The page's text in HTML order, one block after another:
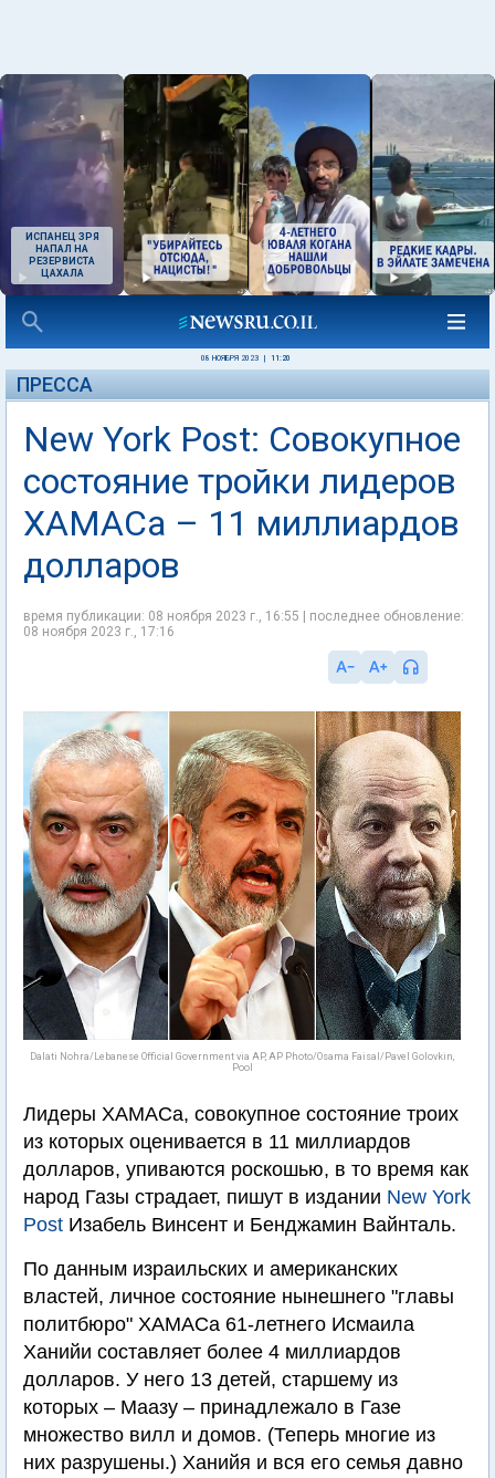
ИСПАНЕЦ ЗРЯ
НАПАЛ НА
РЕЗЕРВИСТА
ЦАХАЛА
08 НОЯБРЯ 2023 11:20
ПРЕССА
New York Post: Совокупное
состояние тройки лидеров
ХАМАСа – 11 миллиардов
долларов
время публикации: 08 ноября 2023 г., 16:55 | последнее обновление:
08 ноября 2023 г., 17:16
Dalati Nohra/Lebanese Official Government via AP, AP Photo/Osama Faisal/Pavel Golovkin,
Pool
Лидеры ХАМАСа, совокупное состояние троих
из которых оценивается в 11 миллиардов
долларов, упиваются роскошью, в то время как
народ Газы страдает, пишут в издании New York
Post Изабель Винсент и Бенджамин Вайнталь.
По данным израильских и американских
властей, личное состояние нынешнего "главы
политбюро" ХАМАСа 61-летнего Исмаила
Ханийи составляет более 4 миллиардов
долларов. У него 13 детей, старшему из
которых – Маазу – принадлежало в Газе
множество вилл и домов. (Теперь многие из
них разрушены.) Ханийя и вся его семья давно